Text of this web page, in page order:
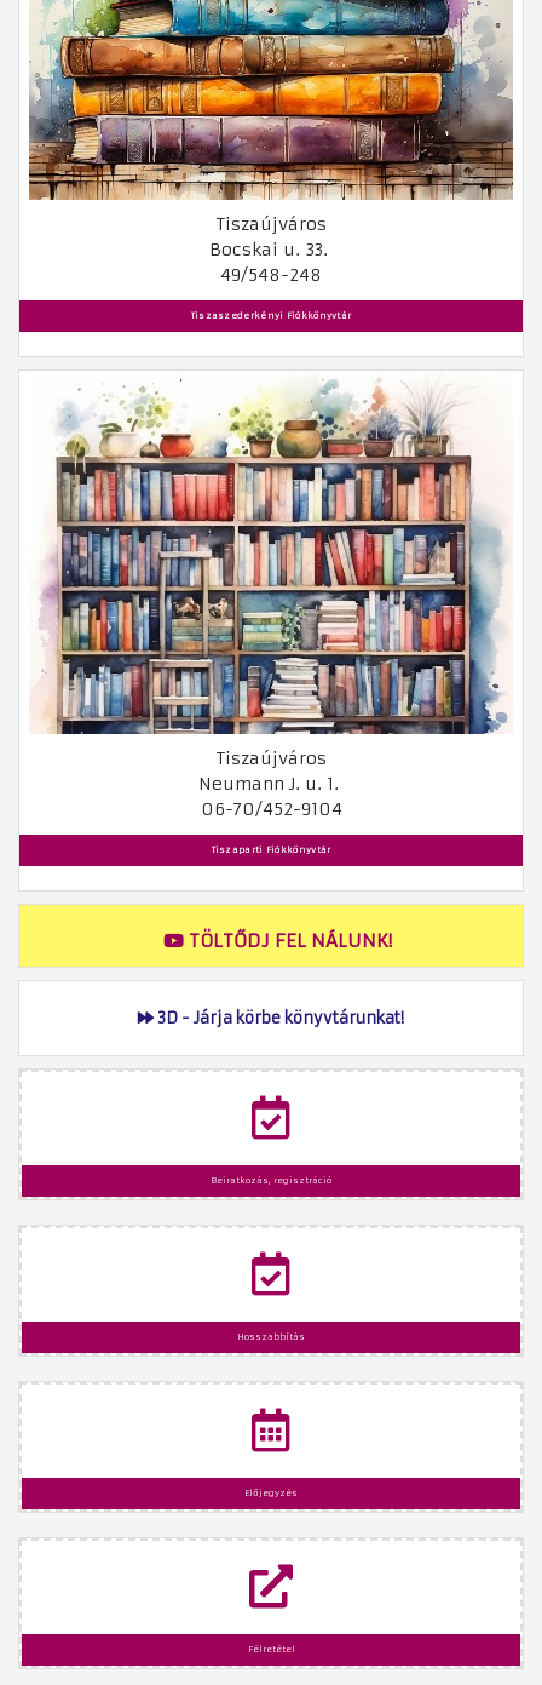
Tiszaújváros
Bocskai u. 33.
49/548-248
Tiszaszederkényi Fiókkönyvtár
Tiszaújváros
Neumann J. u. 1.
06-70/452-9104
Tiszaparti Fiókkönyvtár
TÖLTŐDJ FEL NÁLUNK!
3D - Járja körbe könyvtárunkat!
Beiratkozás, regisztráció
Hosszabbítás
Előjegyzés
Félretétel